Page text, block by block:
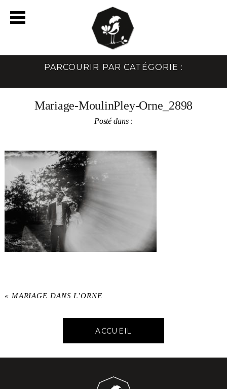
PARCOURIR PAR CATÉGORIE :
Mariage-MoulinPley-Orne_2898
Posté dans :
« MARIAGE DANS L’ORNE
ACCUEIL